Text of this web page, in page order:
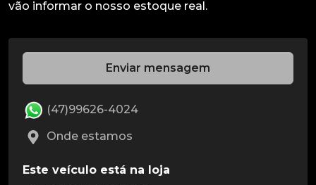
Enviar mensagem
(47)99626-4024
Onde estamos
Este veículo está na loja